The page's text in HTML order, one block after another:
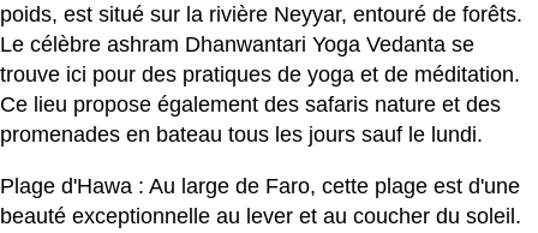
poids, est situé sur la rivière Neyyar, entouré de forêts.
Le célèbre ashram Dhanwantari Yoga Vedanta se
trouve ici pour des pratiques de yoga et de méditation.
Ce lieu propose également des safaris nature et des
promenades en bateau tous les jours sauf le lundi.
Plage d'Hawa : Au large de Faro, cette plage est d'une
beauté exceptionnelle au lever et au coucher du soleil.